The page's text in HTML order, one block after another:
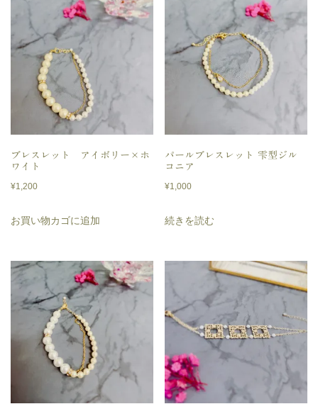
個
ブレスレット アイボリー×ホ
ワイト
¥1,200
お買い物カゴに追加
パールブレスレット 雫型ジル
コニア
¥1,000
続きを読む